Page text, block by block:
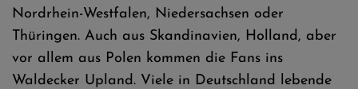
Nordrhein-Westfalen, Niedersachsen oder
Thüringen. Auch aus Skandinavien, Holland, aber
vor allem aus Polen kommen die Fans ins
Waldecker Upland. Viele in Deutschland lebende